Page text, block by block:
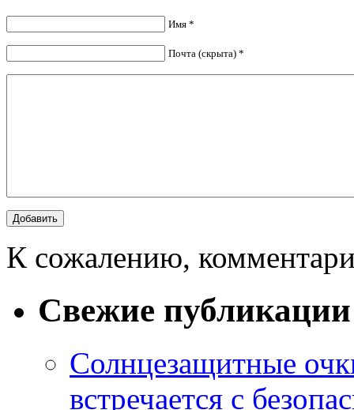
Имя *
Почта (скрыта) *
К сожалению,
Свежие публикации
Солнцезащитные
встречается с